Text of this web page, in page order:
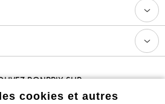
bonprix sur
cookies et autres